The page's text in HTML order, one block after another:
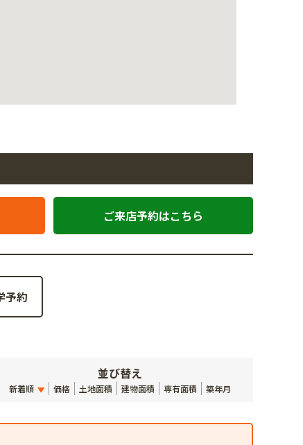
ご来店予約はこちら
並び替え
新着順 価格 土地面積 建物面積 専有面積 築年月